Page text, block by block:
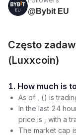
@Bybit EU
Często
(Luxxcoin)
1.
As of , () is
In the last 24
price is , with a
The market cap